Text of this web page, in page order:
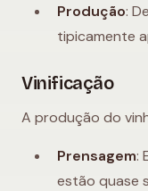
Produção:
tipicamente
Vinificação
A produção do
Prensagem:
estão quase